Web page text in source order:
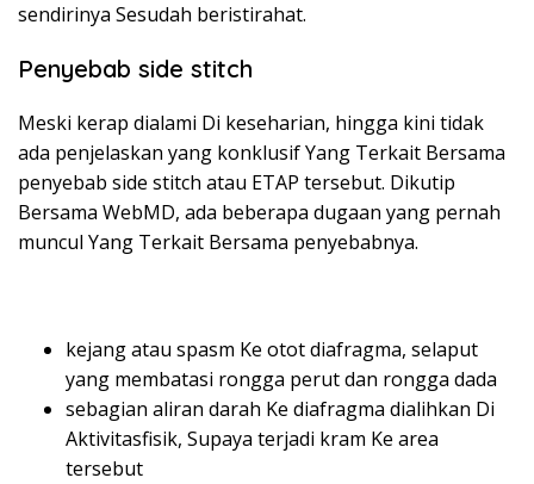
sendirinya Sesudah beristirahat.
Penyebab side stitch
Meski kerap dialami Di keseharian, hingga kini tidak
ada penjelaskan yang konklusif Yang Terkait Bersama
penyebab side stitch atau ETAP tersebut. Dikutip
Bersama WebMD, ada beberapa dugaan yang pernah
muncul Yang Terkait Bersama penyebabnya.
kejang atau spasm Ke otot diafragma, selaput
yang membatasi rongga perut dan rongga dada
sebagian aliran darah Ke diafragma dialihkan Di
Aktivitasfisik, Supaya terjadi kram Ke area
tersebut